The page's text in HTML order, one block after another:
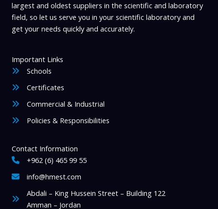
largest and oldest suppliers in the scientific and laboratory
field, so let us serve you in your scientific laboratory and
get your needs quickly and accurately.
Important Links
Schools
Certificates
Commercial & Industrial
Policies & Responsibilities
Contact Information
+962 (6) 465 99 55
info@hmest.com
Abdali – King Hussein Street – Building 122
Amman – Jordan